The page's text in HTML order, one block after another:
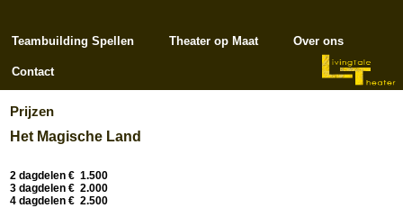
Teambuilding Spellen Theater op Maat Over ons
Contact
Prijzen
Het Magische Land
2 dagdelen € 1.500
3 dagdelen € 2.000
4 dagdelen € 2.500